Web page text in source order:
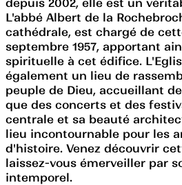
L'abbé Albert de la
cathédrale, est chargé de
septembre 1957, apportant
spirituelle à cet édifice.
également un lieu de
peuple de Dieu, accueillant
que des concerts et des
centrale et sa beauté
lieu incontournable pour les
d'histoire. Venez découvrir
laissez-vous émerveiller par
intemporel.